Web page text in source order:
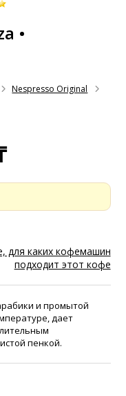
•
Nespresso Original
для каких кофемашин
подходит этот кофе
и промытой
дает
пенкой.